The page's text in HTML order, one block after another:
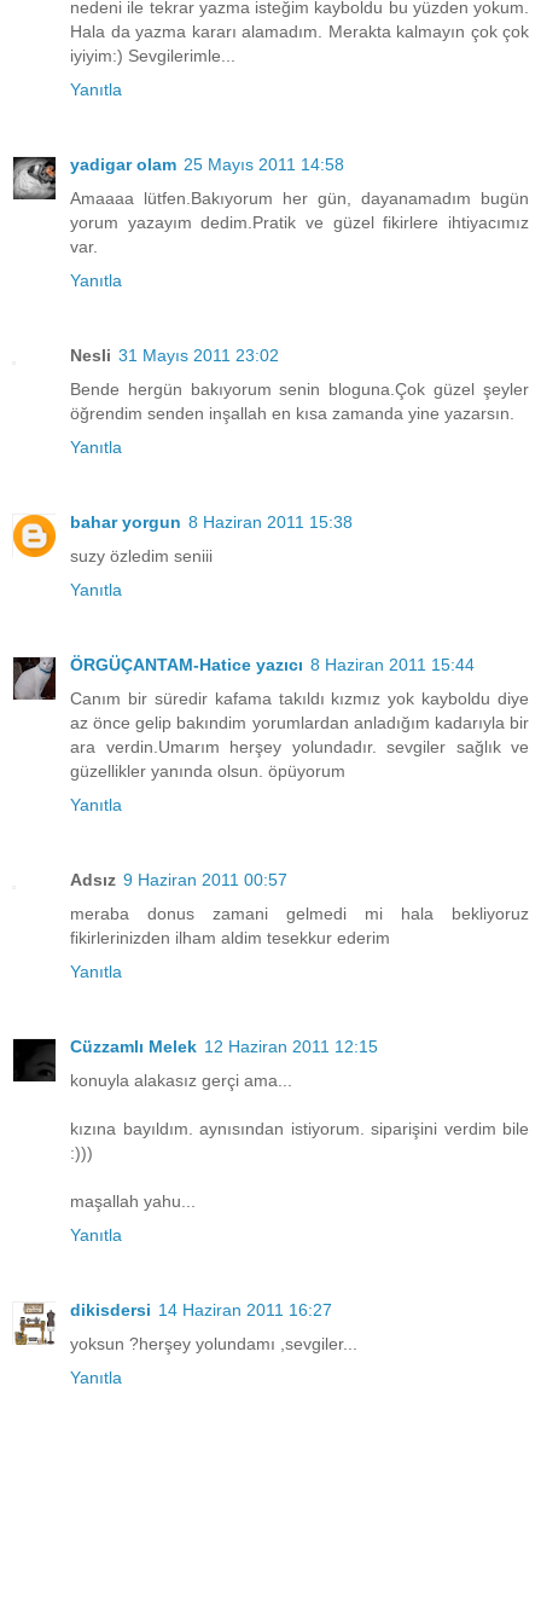
nedeni ile tekrar yazma isteğim kayboldu bu yüzden yokum.
Hala da yazma kararı alamadım. Merakta kalmayın çok çok
iyiyim:) Sevgilerimle...
Yanıtla
yadigar olam 25 Mayıs 2011 14:58
Amaaaa lütfen.Bakıyorum her gün, dayanamadım bugün
yorum yazayım dedim.Pratik ve güzel fikirlere ihtiyacımız
var.
Yanıtla
Nesli 31 Mayıs 2011 23:02
Bende hergün bakıyorum senin bloguna.Çok güzel şeyler
öğrendim senden inşallah en kısa zamanda yine yazarsın.
Yanıtla
bahar yorgun 8 Haziran 2011 15:38
suzy özledim seniii
Yanıtla
ÖRGÜÇANTAM-Hatice yazıcı 8 Haziran 2011 15:44
Canım bir süredir kafama takıldı kızmız yok kayboldu diye
az önce gelip bakındim yorumlardan anladığım kadarıyla bir
ara verdin.Umarım herşey yolundadır. sevgiler sağlık ve
güzellikler yanında olsun. öpüyorum
Yanıtla
Adsız 9 Haziran 2011 00:57
meraba donus zamani gelmedi mi hala bekliyoruz
fikirlerinizden ilham aldim tesekkur ederim
Yanıtla
Cüzzamlı Melek 12 Haziran 2011 12:15
konuyla alakasız gerçi ama...
kızına bayıldım. aynısından istiyorum. siparişini verdim bile
:)))
maşallah yahu...
Yanıtla
dikisdersi 14 Haziran 2011 16:27
yoksun ?herşey yolundamı ,sevgiler...
Yanıtla